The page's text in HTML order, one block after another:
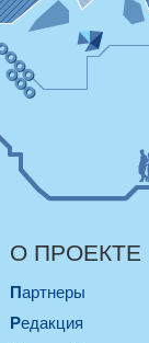
О ПРОЕКТЕ
Партнеры
Редакция